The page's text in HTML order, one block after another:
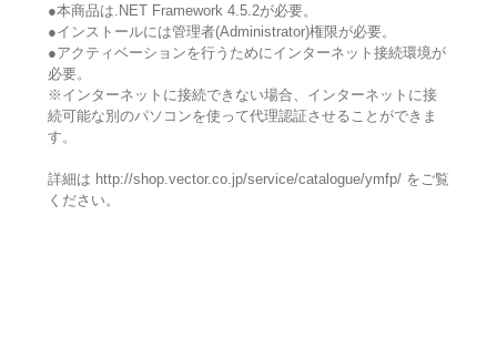
●本商品は.NET Framework 4.5.2が必要。
●インストールには管理者(Administrator)権限が必要。
●アクティベーションを行うためにインターネット接続環境が
必要。
※インターネットに接続できない場合、インターネットに接
続可能な別のパソコンを使って代理認証させることができま
す。
詳細は http://shop.vector.co.jp/service/catalogue/ymfp/ をご覧
ください。